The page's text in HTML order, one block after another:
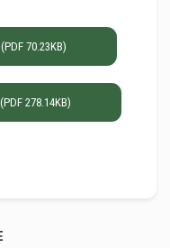
70.23KB)
278.14KB)